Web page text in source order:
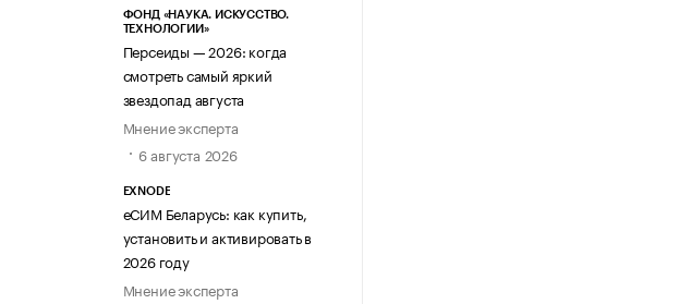
ФОНД «НАУКА. ИСКУССТВО.
ТЕХНОЛОГИИ»
Персеиды — 2026: когда
смотреть самый яркий
звездопад августа
Мнение эксперта
6 августа 2026
EXNODE
еСИМ Беларусь: как купить,
установить и активировать в
2026 году
Мнение эксперта